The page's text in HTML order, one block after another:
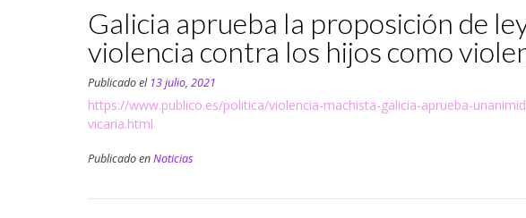
Galicia aprueba la proposición de
violencia contra los hijos como
Publicado el 13 julio, 2021
https://www.publico.es/politica/violencia-machista-galicia-aprueba-
vicaria.html
Publicado enNoticias